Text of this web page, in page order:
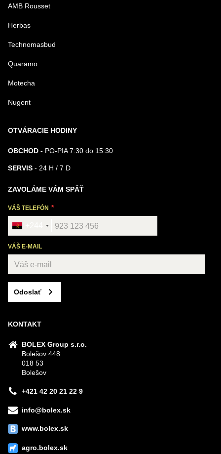
AMB Rousset
Herbas
Technomasbud
Quaramo
Motecha
Nugent
OTVÁRACIE HODINY
OBCHOD - PO-PIA 7:30 do 15:30
SERVIS - 24 H / 7 D
ZAVOLÁME VÁM SPÄŤ
VÁŠ TELEFÓN
VÁŠ E-MAIL
Odoslať
KONTAKT
BOLEX Group s.r.o.
Bolešov 448
018 53
Bolešov
+421 42 20 21 22 9
info@bolex.sk
www.bolex.sk
agro.bolex.sk